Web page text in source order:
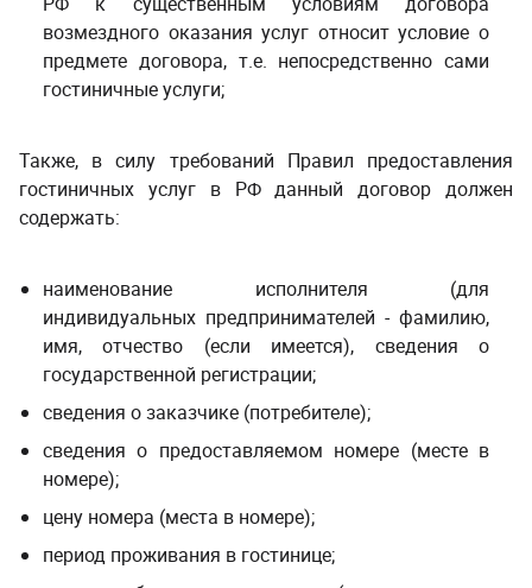
возмездного оказания услуг относит условие о
предмете договора, т.е. непосредственно сами
гостиничные услуги;
Также, в силу требований Правил предоставления
гостиничных услуг в РФ данный договор должен
содержать:
наименование исполнителя (для
индивидуальных предпринимателей - фамилию,
имя, отчество (если имеется), сведения о
государственной регистрации;
сведения о заказчике (потребителе);
сведения о предоставляемом номере (месте в
номере);
цену номера (места в номере);
период проживания в гостинице;